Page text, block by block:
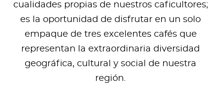
cualidades propias de nuestros caficultores;
es la oportunidad de disfrutar en un solo
empaque de tres excelentes cafés que
representan la extraordinaria diversidad
geográfica, cultural y social de nuestra
región.